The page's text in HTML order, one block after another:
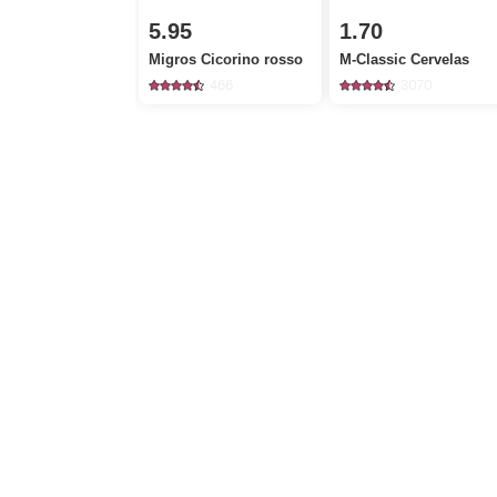
5.95
Migros Cicorino rosso
1.70
M-Classic Cervelas